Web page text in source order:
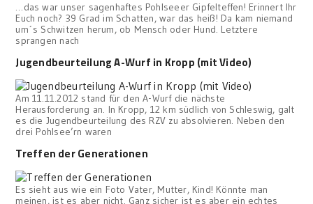
…das war unser sagenhaftes Pohlseeer Gipfelteffen! Erinnert Ihr
Euch noch? 39 Grad im Schatten, war das heiß! Da kam niemand
um´s Schwitzen herum, ob Mensch oder Hund. Letztere
sprangen nach
Jugendbeurteilung A-Wurf in Kropp (mit Video)
Am 11.11.2012 stand für den A-Wurf die nächste
Herausforderung an. In Kropp, 12 km südlich von Schleswig, galt
es die Jugendbeurteilung des RZV zu absolvieren. Neben den
drei Pohlsee’rn waren
Treffen der Generationen
Es sieht aus wie ein Foto Vater, Mutter, Kind! Könnte man
meinen, ist es aber nicht. Ganz sicher ist es aber ein echtes